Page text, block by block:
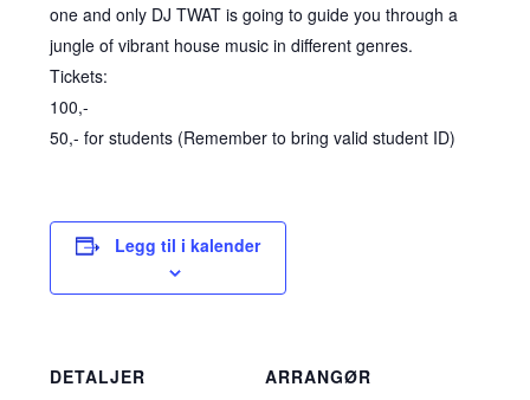
one and only DJ TWAT is going to guide you through a
jungle of vibrant house music in different genres.
Tickets:
100,-
50,- for students (Remember to bring valid student ID)
Legg til i kalender
DETALJER
ARRANGØR